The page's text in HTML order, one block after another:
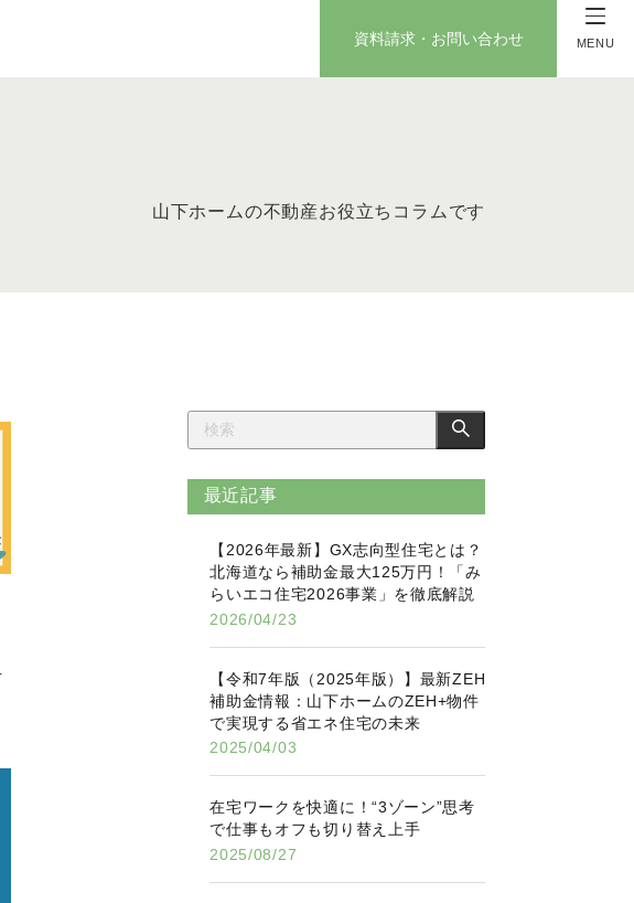
資料請求・お問い合わせ MENU
山下ホームの不動産お役立ちコラムです
最近記事
【2026年最新】GX志向型住宅とは？
北海道なら補助金最大125万円！「み
らいエコ住宅2026事業」を徹底解説
2026/04/23
【令和7年版（2025年版）】最新ZEH
補助金情報：山下ホームのZEH+物件
で実現する省エネ住宅の未来
2025/04/03
在宅ワークを快適に！“3ゾーン”思考
で仕事もオフも切り替え上手
2025/08/27